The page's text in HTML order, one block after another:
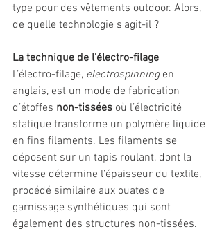
type pour des vêtements outdoor. Alors,
de quelle technologie s'agit-il ?
La technique de l’électro-filage
L’électro-filage, electrospinning en
anglais, est un mode de fabrication
d’étoffes non-tissées où l’électricité
statique transforme un polymère liquide
en fins filaments. Les filaments se
déposent sur un tapis roulant, dont la
vitesse détermine l’épaisseur du textile,
procédé similaire aux ouates de
garnissage synthétiques qui sont
également des structures non-tissées.